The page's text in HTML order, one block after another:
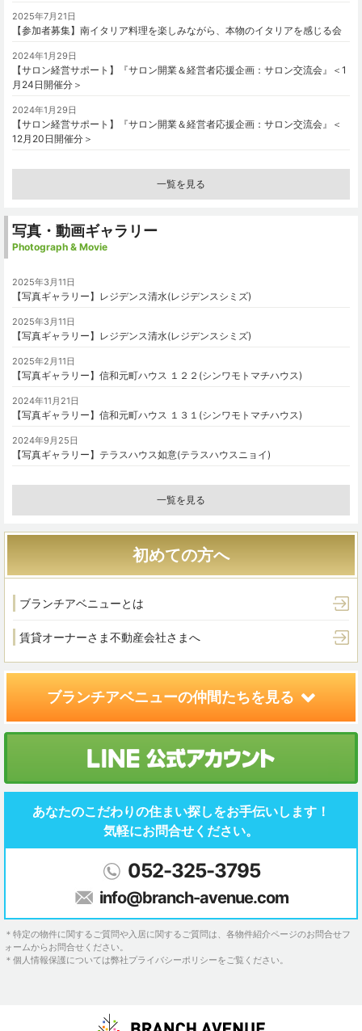
2025年7月21日
【参加者募集】南イタリア料理を楽しみながら、本物のイタリアを感じる会
2024年1月29日
【サロン経営サポート】『サロン開業＆経営者応援企画：サロン交流会』＜1
月24日開催分＞
2024年1月29日
【サロン経営サポート】『サロン開業＆経営者応援企画：サロン交流会』＜
12月20日開催分＞
一覧を見る
写真・動画ギャラリー
Photograph & Movie
2025年3月11日
【写真ギャラリー】レジデンス清水(レジデンスシミズ)
2025年3月11日
【写真ギャラリー】レジデンス清水(レジデンスシミズ)
2025年2月11日
【写真ギャラリー】信和元町ハウス １２２(シンワモトマチハウス)
2024年11月21日
【写真ギャラリー】信和元町ハウス １３１(シンワモトマチハウス)
2024年9月25日
【写真ギャラリー】テラスハウス如意(テラスハウスニョイ)
一覧を見る
初めての方へ
ブランチアベニューとは
賃貸オーナーさま不動産会社さまへ
ブランチアベニューの仲間たちを見る
あなたのこだわりの住まい探しをお手伝いします！
気軽にお問合せください。
052-325-3795
info@branch-avenue.com
＊特定の物件に関するご質問や入居に関するご質問は、各物件紹介ページのお問合せフ
ォームからお問合せください。
＊個人情報保護については弊社プライバシーポリシーをご覧ください。